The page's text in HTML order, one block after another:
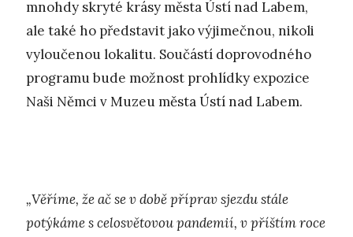
mnohdy skryté krásy města Ústí nad Labem,
ale také ho představit jako výjimečnou, nikoli
vyloučenou lokalitu. Součástí doprovodného
programu bude možnost prohlídky expozice
Naši Němci v Muzeu města Ústí nad Labem.
„Věříme, že ač se v době příprav sjezdu stále
potýkáme s celosvětovou pandemií, v příštím roce